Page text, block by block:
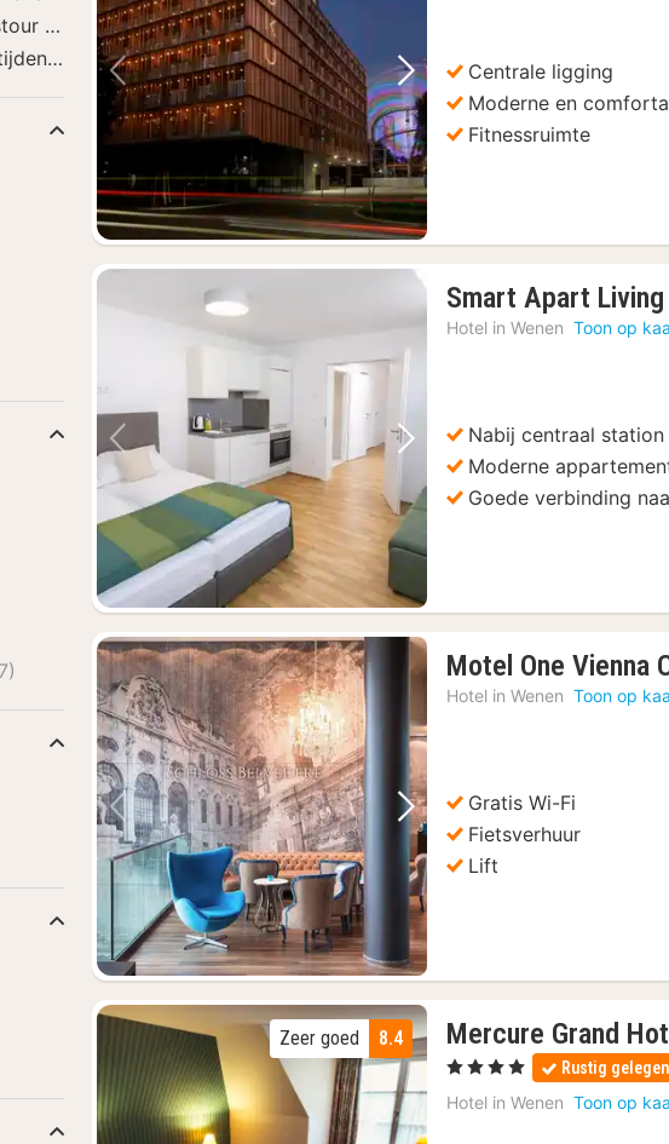
Vorige foto Volgende foto
Centrale ligging
Moderne en
Fitnessruimte
Vorige foto Volgende foto
Smart Apart Living
Hotel in Wenen Toon op
Nabij centraal station
Moderne
Goede verbinding
Vorige foto Volgende foto
Motel One Vienna
Hotel in Wenen Toon op
Gratis Wi-Fi
Fietsverhuur
Lift
8.4
Zeer goed Mercure Grand
, 4 Sterren Rustig gelegen
Hotel in Wenen Toon op
met een sightseeingbus(153)
in de Karlskirche(153)